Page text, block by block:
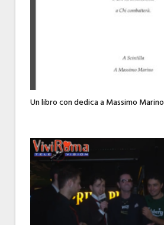
Un libro con dedica a Massimo Marino